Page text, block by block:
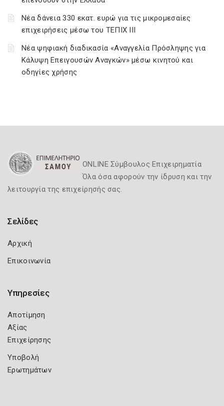
Νέα δάνεια 330 εκατ. ευρώ για τις μικρομεσαίες
επιχειρήσεις μέσω του ΤΕΠΙΧ ΙΙΙ
Νέα ψηφιακή διαδικασία «Αναγγελία Πρόσληψης για
Κάλυψη Επειγουσών Αναγκών» μέσω κινητού και
οδηγίες χρήσης
ONLINE Σύμβουλος Επιχειρηματία
Όλα όσα αφορούν την ίδρυση και την
λειτουργία της επιχείρησής σας.
Σελίδες
Αρχική
Επικοινωνία
Υπηρεσίες
Αποτίμηση
Αξίας
Επιχείρησης
Υποβολή
Ερωτημάτων